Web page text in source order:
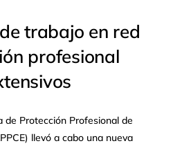
trabajo en red
profesional
de Protección Profesional de
llevó a cabo una nueva